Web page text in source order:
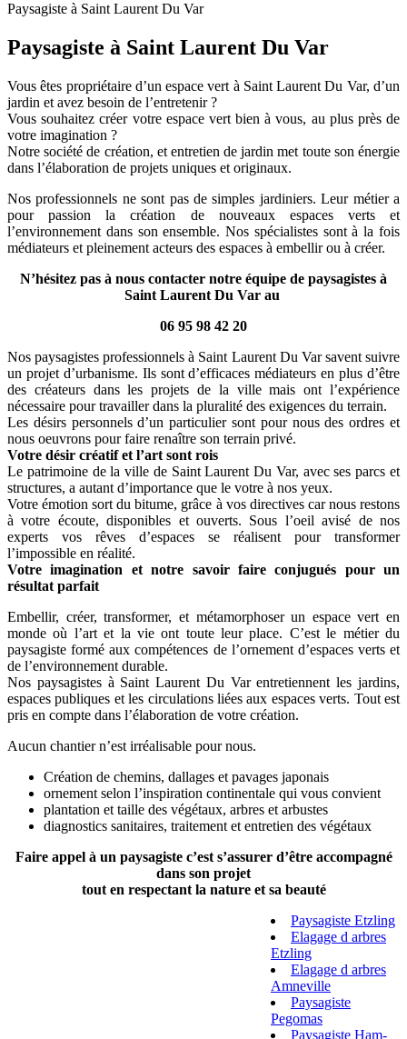
Paysagiste à Saint Laurent Du Var
Paysagiste à Saint Laurent Du Var
Vous êtes propriétaire d’un espace vert à Saint Laurent Du Var, d’un
jardin et avez besoin de l’entretenir ?
Vous souhaitez créer votre espace vert bien à vous, au plus près de
votre imagination ?
Notre société de création, et entretien de jardin met toute son énergie
dans l’élaboration de projets uniques et originaux.
Nos professionnels ne sont pas de simples jardiniers. Leur métier a
pour passion la création de nouveaux espaces verts et
l’environnement dans son ensemble. Nos spécialistes sont à la fois
médiateurs et pleinement acteurs des espaces à embellir ou à créer.
N’hésitez pas à nous contacter notre équipe de paysagistes à
Saint Laurent Du Var au
06 95 98 42 20
Nos paysagistes professionnels à Saint Laurent Du Var savent suivre
un projet d’urbanisme. Ils sont d’efficaces médiateurs en plus d’être
des créateurs dans les projets de la ville mais ont l’expérience
nécessaire pour travailler dans la pluralité des exigences du terrain.
Les désirs personnels d’un particulier sont pour nous des ordres et
nous oeuvrons pour faire renaître son terrain privé.
Votre désir créatif et l’art sont rois
Le patrimoine de la ville de Saint Laurent Du Var, avec ses parcs et
structures, a autant d’importance que le votre à nos yeux.
Votre émotion sort du bitume, grâce à vos directives car nous restons
à votre écoute, disponibles et ouverts. Sous l’oeil avisé de nos
experts vos rêves d’espaces se réalisent pour transformer
l’impossible en réalité.
Votre imagination et notre savoir faire conjugués pour un
résultat parfait
Embellir, créer, transformer, et métamorphoser un espace vert en
monde où l’art et la vie ont toute leur place. C’est le métier du
paysagiste formé aux compétences de l’ornement d’espaces verts et
de l’environnement durable.
Nos paysagistes à Saint Laurent Du Var entretiennent les jardins,
espaces publiques et les circulations liées aux espaces verts. Tout est
pris en compte dans l’élaboration de votre création.
Aucun chantier n’est irréalisable pour nous.
Création de chemins, dallages et pavages japonais
ornement selon l’inspiration continentale qui vous convient
plantation et taille des végétaux, arbres et arbustes
diagnostics sanitaires, traitement et entretien des végétaux
Faire appel à un paysagiste c’est s’assurer d’être accompagné
dans son projet
tout en respectant la nature et sa beauté
Paysagiste Etzling
Elagage d arbres
Etzling
Elagage d arbres
Amneville
Paysagiste
Pegomas
Paysagiste Ham-